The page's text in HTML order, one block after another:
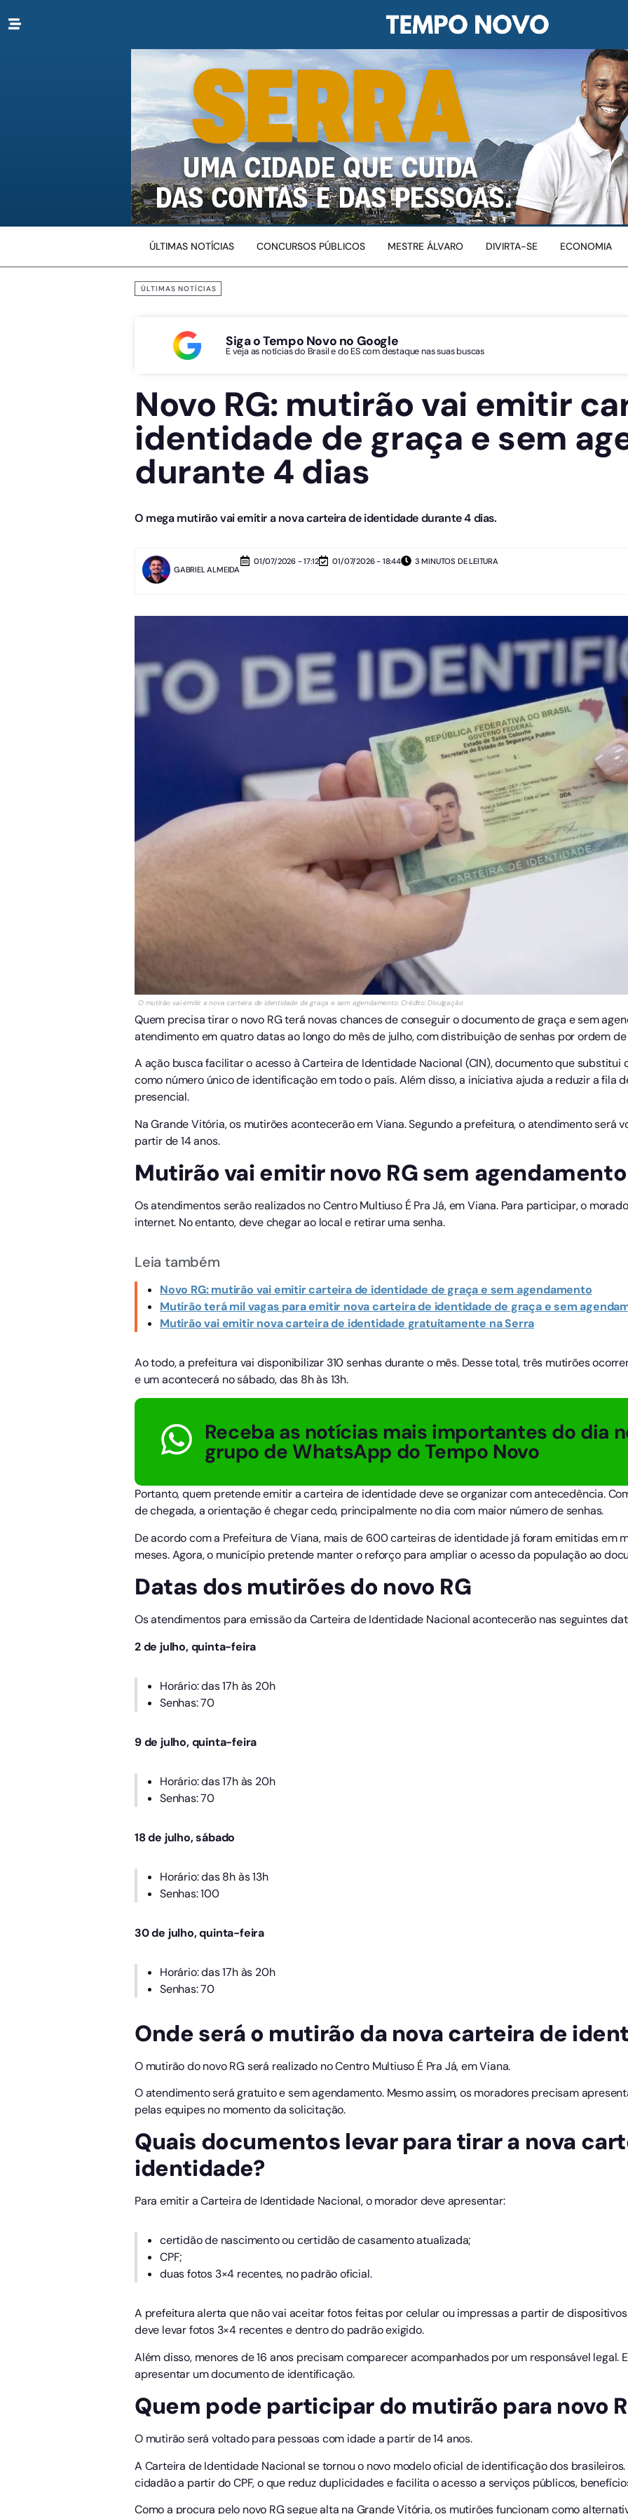
ÚLTIMAS NOTÍCIAS CONCURSOS PÚBLICOS MESTRE ÁLVARO DIVIRTA-SE ECONOMIA
ÚLTIMAS NOTÍCIAS
Siga o Tempo Novo no Google
E veja as notícias do Brasil e do ES com destaque nas suas buscas
Novo RG: mutirão vai emitir
identidade de graça e sem
durante 4 dias
O mega mutirão vai emitir a nova carteira de identidade durante 4 dias.
GABRIEL ALMEIDA
01/07/2026 - 17:12 01/07/2026 - 18:44 3 MINUTOS DE LEITURA
O mutirão vai emitir a nova carteira de identidade de graça e sem agendamento. Crédito: Divulgação
Quem precisa tirar o novo RG terá novas chances de conseguir o documento de graça e sem
atendimento em quatro datas ao longo do mês de julho, com distribuição de senhas por ordem
A ação busca facilitar o acesso à Carteira de Identidade Nacional (CIN), documento que substitui
como número único de identificação em todo o país. Além disso, a iniciativa ajuda a reduzir a fila
presencial.
Na Grande Vitória, os mutirões acontecerão em Viana. Segundo a prefeitura, o atendimento será
partir de 14 anos.
Mutirão vai emitir novo RG sem agendamento
Os atendimentos serão realizados no Centro Multiuso É Pra Já, em Viana. Para participar, o
internet. No entanto, deve chegar ao local e retirar uma senha.
Leia também
Novo RG: mutirão vai emitir carteira de identidade de graça e sem agendamento
Mutirão terá mil vagas para emitir nova carteira de identidade de graça e sem
Mutirão vai emitir nova carteira de identidade gratuitamente na Serra
Ao todo, a prefeitura vai disponibilizar 310 senhas durante o mês. Desse total, três mutirões
e um acontecerá no sábado, das 8h às 13h.
Receba as notícias mais importantes do dia
grupo de WhatsApp do Tempo Novo
Portanto, quem pretende emitir a carteira de identidade deve se organizar com antecedência.
de chegada, a orientação é chegar cedo, principalmente no dia com maior número de senhas.
De acordo com a Prefeitura de Viana, mais de 600 carteiras de identidade já foram emitidas em
meses. Agora, o município pretende manter o reforço para ampliar o acesso da população ao
Datas dos mutirões do novo RG
Os atendimentos para emissão da Carteira de Identidade Nacional acontecerão nas seguintes
2 de julho, quinta-feira
Horário: das 17h às 20h
Senhas: 70
9 de julho, quinta-feira
Horário: das 17h às 20h
Senhas: 70
18 de julho, sábado
Horário: das 8h às 13h
Senhas: 100
30 de julho, quinta-feira
Horário: das 17h às 20h
Senhas: 70
Onde será o mutirão da nova carteira de
O mutirão do novo RG será realizado no Centro Multiuso É Pra Já, em Viana.
O atendimento será gratuito e sem agendamento. Mesmo assim, os moradores precisam
pelas equipes no momento da solicitação.
Quais documentos levar para tirar a nova
identidade?
Para emitir a Carteira de Identidade Nacional, o morador deve apresentar:
certidão de nascimento ou certidão de casamento atualizada;
CPF;
duas fotos 3×4 recentes, no padrão oficial.
A prefeitura alerta que não vai aceitar fotos feitas por celular ou impressas a partir de
deve levar fotos 3×4 recentes e dentro do padrão exigido.
Além disso, menores de 16 anos precisam comparecer acompanhados por um responsável legal.
apresentar um documento de identificação.
Quem pode participar do mutirão para novo
O mutirão será voltado para pessoas com idade a partir de 14 anos.
A Carteira de Identidade Nacional se tornou o novo modelo oficial de identificação dos
cidadão a partir do CPF, o que reduz duplicidades e facilita o acesso a serviços públicos,
Como a procura pelo novo RG segue alta na Grande Vitória, os mutirões funcionam como